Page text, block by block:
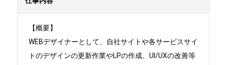
【概要】
WEBデザイナーとして、自社サイトや各サービスサイ
トのデザインの更新作業やLPの作成、UI/UXの改善等